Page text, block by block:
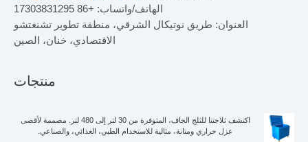
الهاتف/واتساب: +86 17303831295
العنوان: طريق نوتيكال الشرقي، منطقة تطوير تشنغتشو
الاقتصادي، خنان، الصين
منتجات
اكتشف ثلاجتنا للثلج الجاف، المتوفرة من 30 لتر إلى 480 لتر. مصممة لأقصى
عزل حراري ومتانة، مثالية للاستخدام الطبي، الغذائي، والصناعي.